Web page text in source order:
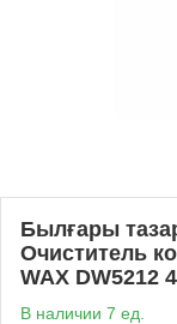
Былғары
Очиститель
WAX DW5212
В наличии 7 ед.